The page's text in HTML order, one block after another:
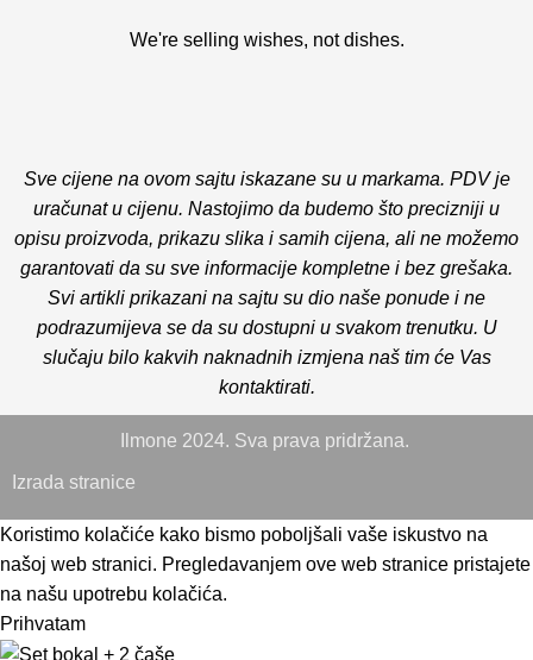
We're selling wishes, not dishes.
Sve cijene na ovom sajtu iskazane su u markama. PDV je
uračunat u cijenu. Nastojimo da budemo što precizniji u
opisu proizvoda, prikazu slika i samih cijena, ali ne možemo
garantovati da su sve informacije kompletne i bez grešaka.
Svi artikli prikazani na sajtu su dio naše ponude i ne
podrazumijeva se da su dostupni u svakom trenutku. U
slučaju bilo kakvih naknadnih izmjena naš tim će Vas
kontaktirati.
Ilmone 2024. Sva prava pridržana.
Izrada stranice
Koristimo kolačiće kako bismo poboljšali vaše iskustvo na
našoj web stranici. Pregledavanjem ove web stranice pristajete
na našu upotrebu kolačića.
Prihvatam